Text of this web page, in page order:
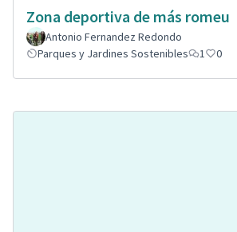
Zona deportiva de más romeu
Antonio Fernandez Redondo
Parques y Jardines Sostenibles
1 0